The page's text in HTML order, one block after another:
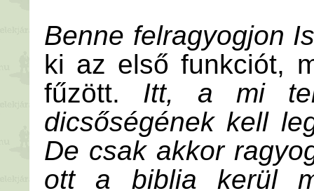
Benne felragyogjon
ki az első funkciót,
fűzött. Itt, a mi
dicsőségének kell
De csak akkor
ott a biblia kerül